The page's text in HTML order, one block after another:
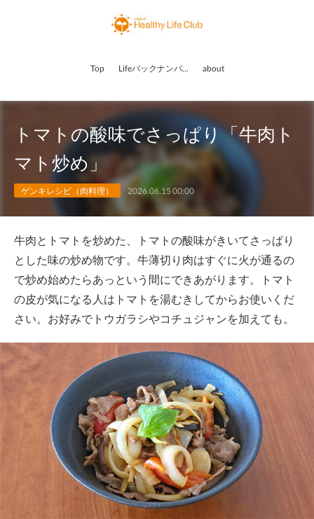
Top Lifeバックナンバー about
トマトの酸味でさっぱり「牛肉ト
マト炒め」
ゲンキレシピ（肉料理） 2026.06.15 00:00
牛肉とトマトを炒めた、トマトの酸味がきいてさっぱり
とした味の炒め物です。牛薄切り肉はすぐに火が通るの
で炒め始めたらあっという間にできあがります。トマト
の皮が気になる人はトマトを湯むきしてからお使いくだ
さい。お好みでトウガラシやコチュジャンを加えても。